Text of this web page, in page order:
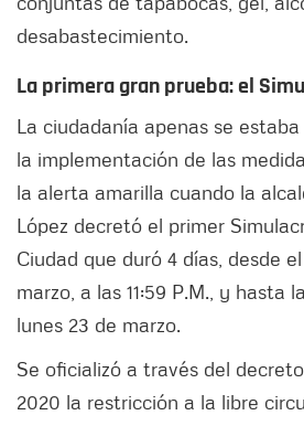
desabastecimiento.
La primera gran prueba: el
La ciudadanía apenas se
la implementación de las
la alerta amarilla cuando la
López decretó el primer
Ciudad que duró 4 días, desde
marzo, a las 11:59 P.M., y hasta
lunes 23 de marzo.
Se oficializó a través del
2020 la restricción a la libre